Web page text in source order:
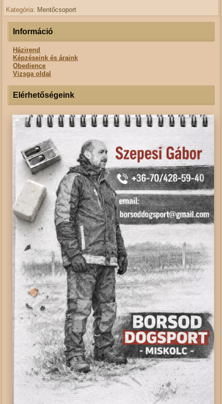
Kategória: Mentőcsoport
Információ
Házirend
Képzéseink és áraink
Obedience
Vizsga oldal
Elérhetőségeink